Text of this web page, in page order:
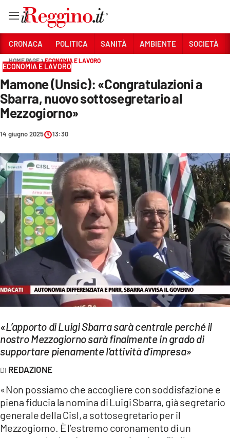
Sezioni
CRONACA
POLITICA
SANITÀ
AMBIENTE
SOCIETÀ
CULTURA
ECONOMIA E LAVORO
EVENTI
Streaming
LAC NETWORK
LAC ONAIR
Network
LACPLAY.IT
LACTV.IT
CRONACA POLITICA SANITÀ AMBIENTE SOCIETÀ
HOME PAGE ECONOMIA E LAVORO
ECONOMIA E LAVORO
Mamone (Unsic): «Congratulazioni a
Sbarra, nuovo sottosegretario al
Mezzogiorno»
14 giugno 2025 13:30
«L’apporto di Luigi Sbarra sarà centrale perché il
nostro Mezzogiorno sarà finalmente in grado di
supportare pienamente l’attività d’impresa»
REDAZIONE
«Non possiamo che accogliere con soddisfazione e
piena fiducia la nomina di Luigi Sbarra, già segretario
generale della Cisl, a sottosegretario per il
Mezzogiorno. È l’estremo coronamento di un